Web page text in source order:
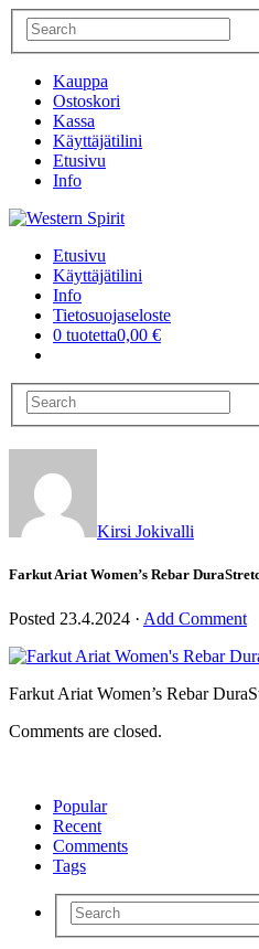
Kauppa
Ostoskori
Kassa
Käyttäjätilini
Etusivu
Info
Etusivu
Käyttäjätilini
Info
Tietosuojaseloste
0 tuotetta0,00 €
Kirsi Jokivalli
Farkut Ariat Women’s Rebar
Posted 23.4.2024 · Add Comment
Farkut Ariat Women’s Rebar
Comments are closed.
Popular
Recent
Comments
Tags